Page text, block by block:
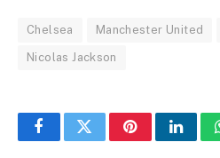
Chelsea Manchester United
Nicolas Jackson
FacebookTwitterPinterest